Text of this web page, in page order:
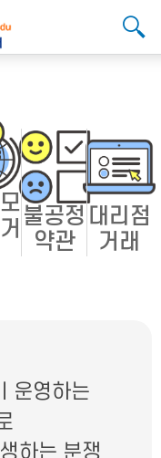
불공정
약관
대리점
거래
운영하는
하는 분쟁